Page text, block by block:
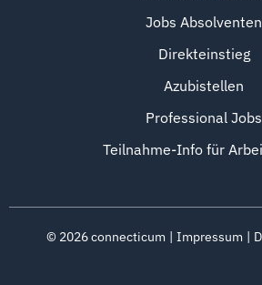
Jobs Absolventen
Direkteinstieg
Azubistellen
Professional Jobs
Teilnahme-Info für
© 2026connecticum Impressum